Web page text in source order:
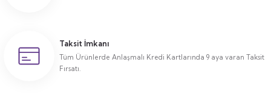
Taksit İmkanı
Tüm Ürünlerde Anlaşmalı Kredi Kartlarında 9 aya varan Taksit
Fırsatı.